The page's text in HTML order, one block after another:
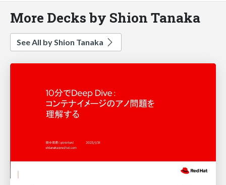
More Decks by Shion Tanaka
See All by Shion Tanaka